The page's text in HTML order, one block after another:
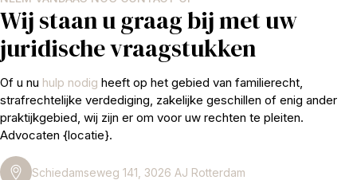
Wij staan u graag bij met uw
juridische vraagstukken
Of u nu hulp nodig heeft op het gebied van familierecht,
strafrechtelijke verdediging, zakelijke geschillen of enig ander
praktijkgebied, wij zijn er om voor uw rechten te pleiten.
Advocaten {locatie}.
Schiedamseweg 141, 3026 AJ Rotterdam